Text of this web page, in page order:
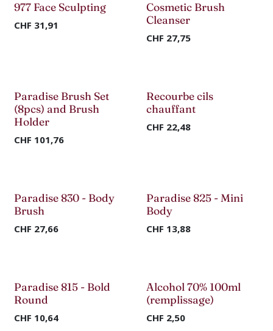
977 Face Sculpting
CHF 31,91
Cosmetic Brush
Cleanser
CHF 27,75
Paradise Brush Set
(8pcs) and Brush
Holder
CHF 101,76
Recourbe cils
chauffant
CHF 22,48
Paradise 830 - Body
Brush
CHF 27,66
Paradise 825 - Mini
Body
CHF 13,88
Paradise 815 - Bold
Round
CHF 10,64
Alcohol 70% 100ml
(remplissage)
CHF 2,50